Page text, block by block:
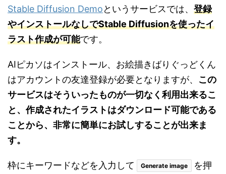
Stable Diffusion Demoというサービスでは、 登録
やインストールなしでStable Diffusionを使ったイ
ラスト作成が可能です。
AIピカソはインストール、お絵描きばりぐっどくん
はアカウントの友達登録が必要となりますが、 この
サービスはそういったものが一切なく利用出来るこ
と、作成されたイラストはダウンロード可能である
ことから、非常に簡単にお試しすることが出来ま
す。
枠にキーワードなどを入力して Generate image
を押